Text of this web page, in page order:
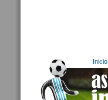
Inicio